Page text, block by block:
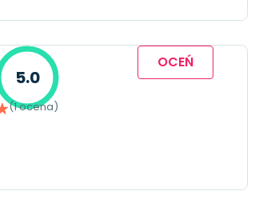
5.0
(1 ocena)
OCEŃ